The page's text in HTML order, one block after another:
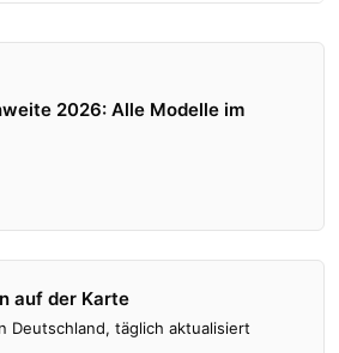
2026: Alle Modelle im
auf der Karte
Deutschland, täglich aktualisiert